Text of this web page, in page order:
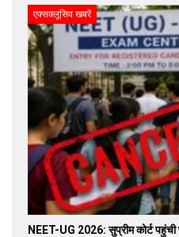
एक्सक्लूसिव खबरें
NEET-UG 2026: सुप्रीम कोर्ट